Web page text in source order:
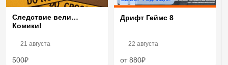
Следствие вели…
Комики!
21 августа
500₽
Дрифт Геймс 8
22 августа
от 880₽